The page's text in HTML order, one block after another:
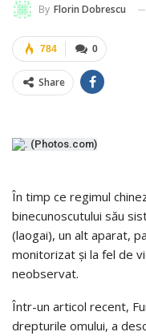
By Florin Dobrescu
0
784
Share
În timp ce regimul
binecunoscutului său
(laogai), un alt aparat,
monitorizat şi la fel de
neobservat.
Într-un articol recent,
drepturile omului, a